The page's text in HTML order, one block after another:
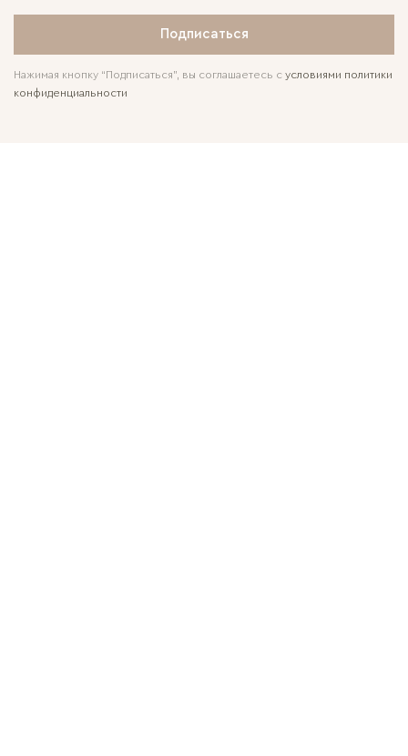
Подписаться
Нажимая кнопку “Подписаться”, вы соглашаетесь с условиями политики
конфиденциальности